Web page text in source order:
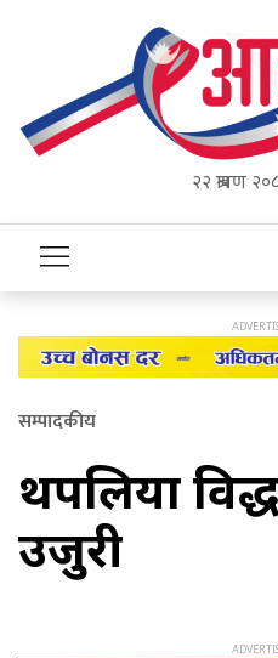
२२ श्रावण
सम्पादकीय
थपलिया
उजुरी